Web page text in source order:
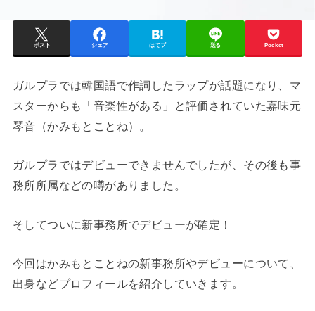
ポスト シェア はてブ 送る Pocket
ガルプラでは韓国語で作詞したラップが話題になり、マ
スターからも「音楽性がある」と評価されていた嘉味元
琴音（かみもとことね）。
ガルプラではデビューできませんでしたが、その後も事
務所所属などの噂がありました。
そしてついに新事務所でデビューが確定！
今回はかみもとことねの新事務所やデビューについて、
出身などプロフィールを紹介していきます。